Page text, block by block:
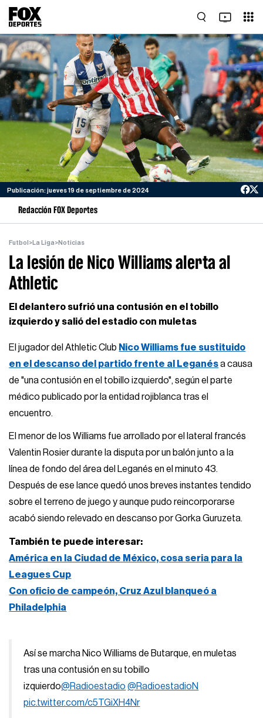
Publicación: jueves 19 de septiembre de 2024
Redacción FOX Deportes
Futbol >La Liga>Noticias
La lesión de Nico Williams alerta al
Athletic
El delantero sufrió una contusión en el tobillo
izquierdo y salió del estadio con muletas
El jugador del Athletic Club Nico Williams fue sustituido
en el descanso del partido frente al Leganésa causa
de "una contusión en el tobillo izquierdo", según el parte
médico publicado por la entidad rojiblanca tras el
encuentro.
El menor de los Williams fue arrollado por el lateral francés
Valentin Rosier durante la disputa por un balón junto a la
línea de fondo del área del Leganés en el minuto 43.
Después de ese lance quedó unos breves instantes tendido
sobre el terreno de juego y aunque pudo reincorporarse
acabó siendo relevado en descanso por Gorka Guruzeta.
También te puede interesar:
América en la Ciudad de México, cosa seria para la
Leagues Cup
Con oficio de campeón, Cruz Azul blanqueó a
Philadelphia
Así se marcha Nico Williams de Butarque, en muletas
tras una contusión en su tobillo
izquierdo@Radioestadio @RadioestadioN
pic.twitter.com/c5TGiXH4Nr